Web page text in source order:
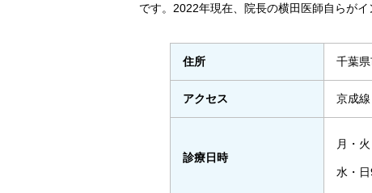
です。2022年現在、院長の横田医師自らが
住所 千葉
アクセス 京成
診療日時
月・
水・